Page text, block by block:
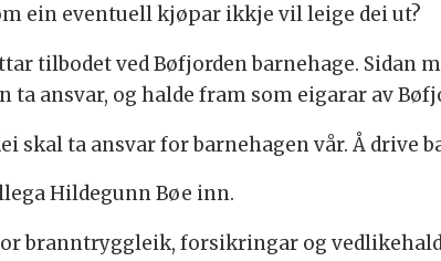
ein eventuell kjøpar ikkje vil leige dei ut?
tilbodet ved Bøfjorden barnehage. Sidan
ta ansvar, og halde fram som eigarar av
skal ta ansvar for barnehagen vår. Å drive
Hildegunn Bøe inn.
branntryggleik, forsikringar og